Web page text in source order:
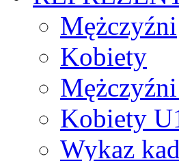
Mężczyźni
Kobiety
Kobiety
Wykaz